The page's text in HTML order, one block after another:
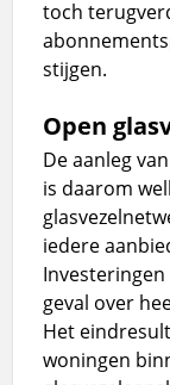
toch
stijgen.
Open
De aanleg
is daarom
iedere
geval over
Het
woningen